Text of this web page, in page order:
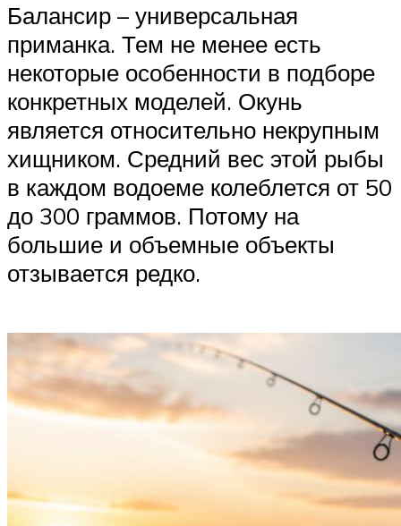
Балансир – универсальная
приманка. Тем не менее есть
некоторые особенности в подборе
конкретных моделей. Окунь
является относительно некрупным
хищником. Средний вес этой рыбы
в каждом водоеме колеблется от 50
до 300 граммов. Потому на
большие и объемные объекты
отзывается редко.